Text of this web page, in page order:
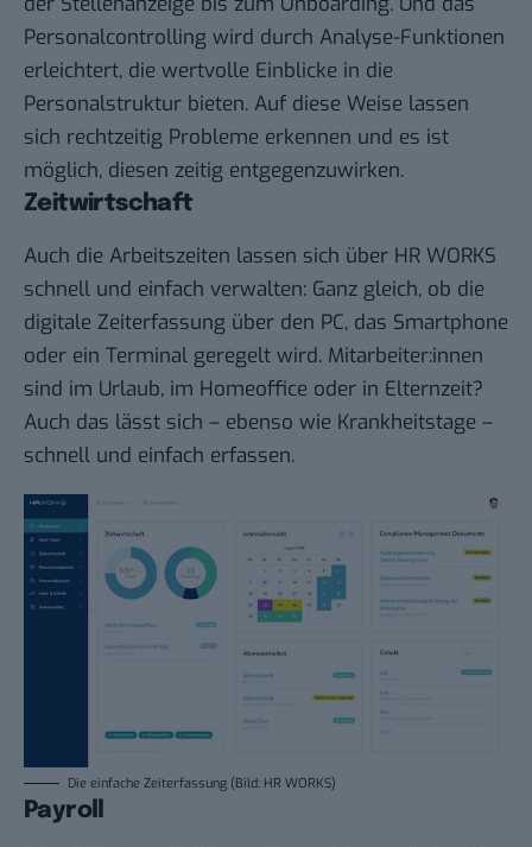
Personalcontrolling wird durch Analyse-Funktionen
erleichtert, die wertvolle Einblicke in die
Personalstruktur bieten. Auf diese Weise lassen
sich rechtzeitig Probleme erkennen und es ist
möglich, diesen zeitig entgegenzuwirken.
Zeitwirtschaft
Auch die Arbeitszeiten lassen sich über HR WORKS
schnell und einfach verwalten: Ganz gleich, ob die
digitale Zeiterfassung über den PC, das Smartphone
oder ein Terminal geregelt wird. Mitarbeiter:innen
sind im Urlaub, im Homeoffice oder in Elternzeit?
Auch das lässt sich – ebenso wie Krankheitstage –
schnell und einfach erfassen.
Die einfache Zeiterfassung (Bild: HR WORKS)
Payroll